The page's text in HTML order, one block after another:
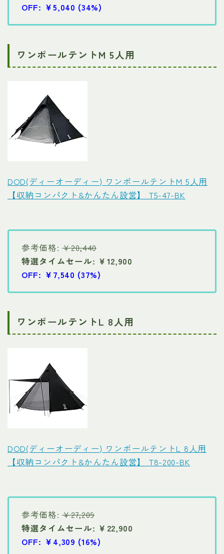
OFF: ￥5,040 (34%)
ワンポールテントM 5人用
DOD(ディーオーディー) ワンポールテントM 5人用
【収納コンパクト&かんたん設営】 T5-47-BK
参考価格:￥20,440
特選タイムセール: ￥12,900
OFF: ￥7,540 (37%)
ワンポールテントL 8人用
DOD(ディーオーディー) ワンポールテントL 8人用
【収納コンパクト&かんたん設営】 T8-200-BK
参考価格:￥27,209
特選タイムセール: ￥22,900
OFF: ￥4,309 (16%)